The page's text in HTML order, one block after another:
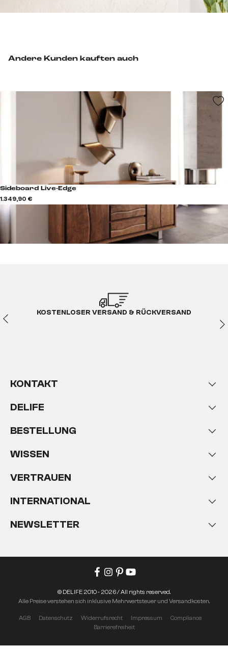
Andere Kunden kauften auch
Sideboard Live-Edge
1.349,90 €
KOSTENLOSER VERSAND & RÜCKVERSAND
KONTAKT
DELIFE
BESTELLUNG
WISSEN
VERTRAUEN
INTERNATIONAL
NEWSLETTER
AGB Datenschutz Widerrufsrecht Impressum
Compliance
Barrierefreiheit
© DELIFE 2010 - 2026 / All rights reserved.
Alle Preise verstehen sich inklusive Mehrwertsteuer und Versandkosten.